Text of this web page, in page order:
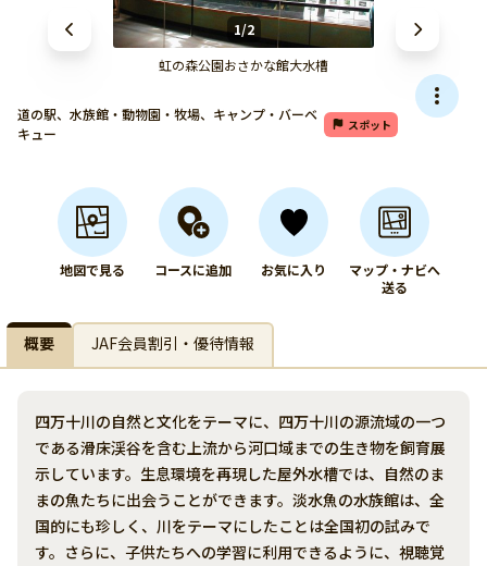
1/2
虹の森公園おさかな館大水槽
道の駅、水族館・動物園・牧場、キャンプ・バーベ
キュー
スポット
地図で見る コースに追加 お気に入り
マップ・ナビへ
送る
概要 JAF会員割引・優待情報
四万十川の自然と文化をテーマに、四万十川の源流域の一つ
である滑床渓谷を含む上流から河口域までの生き物を飼育展
示しています。生息環境を再現した屋外水槽では、自然のま
まの魚たちに出会うことができます。淡水魚の水族館は、全
国的にも珍しく、川をテーマにしたことは全国初の試みで
す。さらに、子供たちへの学習に利用できるように、視聴覚